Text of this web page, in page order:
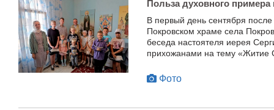
Польза духовного примера
В первый день сентября
Покровском храме села
беседа настоятеля иерея
прихожанами на тему «Житие
Фото